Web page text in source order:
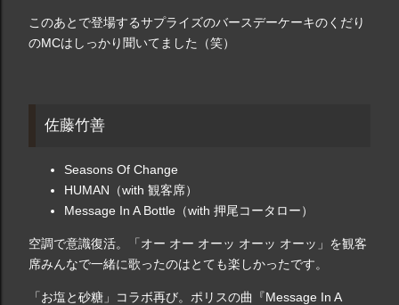
このあとで登場するサプライズのバースデーケーキのくだり
のMCはしっかり聞いてました（笑）
佐藤竹善
Seasons Of Change
HUMAN（with 観客席）
Message In A Bottle（with 押尾コータロー）
空調で意識復活。「オー オー オーッ オーッ オーッ」を観客
席みんなで一緒に歌ったのはとても楽しかったです。
「お塩と砂糖」コラボ再び。ポリスの曲『Message In A